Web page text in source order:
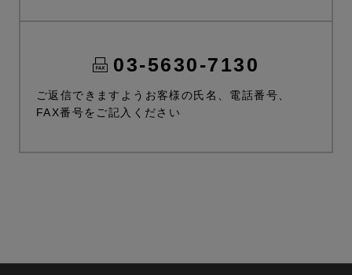
03-5630-7130
ご返信できますようお客様の氏名、電話番号、
FAX番号をご記入ください